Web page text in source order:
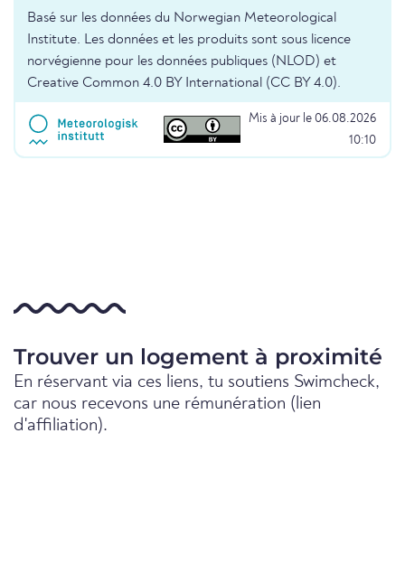
Basé sur les données du Norwegian Meteorological
Institute. Les données et les produits sont sous licence
norvégienne pour les données publiques (NLOD) et
Creative Common 4.0 BY International (CC BY 4.0).
Mis à jour le 06.08.2026
10:10
Trouver un logement à proximité
En réservant via ces liens, tu soutiens Swimcheck,
car nous recevons une rémunération (lien
d'affiliation).